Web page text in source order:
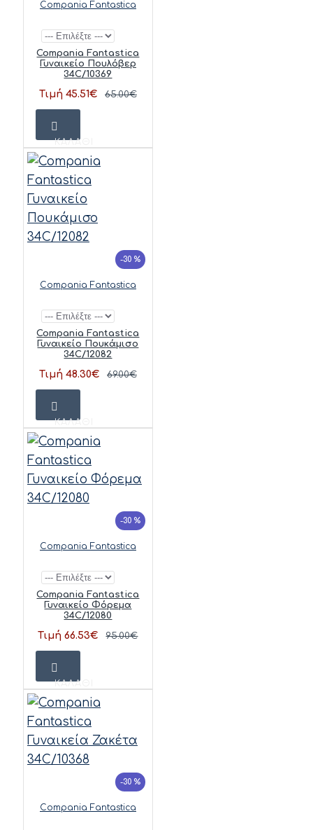
Compania Fantastica
Compania Fantastica
Γυναικείο Πουλόβερ
34C/10369
Τιμή 45.51€ 65.00€
ΚΑΛΆΘΙ
-30 %
Compania Fantastica
Compania Fantastica
Γυναικείο Πουκάμισο
34C/12082
Τιμή 48.30€ 69.00€
ΚΑΛΆΘΙ
-30 %
Compania Fantastica
Compania Fantastica
Γυναικείο Φόρεμα
34C/12080
Τιμή 66.53€ 95.00€
ΚΑΛΆΘΙ
-30 %
Compania Fantastica